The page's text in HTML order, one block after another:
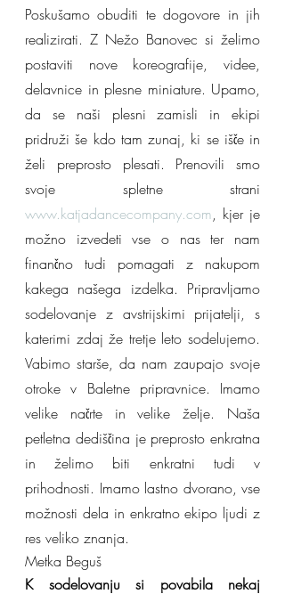
Poskušamo obuditi te dogovore in jih
realizirati. Z Nežo Banovec si želimo
postaviti nove koreografije, videe,
delavnice in plesne miniature. Upamo,
da se naši plesni zamisli in ekipi
pridruži še kdo tam zunaj, ki se išče in
želi preprosto plesati. Prenovili smo
www.katjadancecompany.com, kjer je
možno izvedeti vse o nas ter nam
finančno tudi pomagati z nakupom
kakega našega izdelka. Pripravljamo
sodelovanje z avstrijskimi prijatelji, s
katerimi zdaj že tretje leto sodelujemo.
Vabimo starše, da nam zaupajo svoje
otroke v Baletne pripravnice. Imamo
velike načrte in velike želje. Naša
petletna dediščina je preprosto enkratna
in želimo biti enkratni tudi v
prihodnosti. Imamo lastno dvorano, vse
možnosti dela in enkratno ekipo ljudi z
res veliko znanja.
Metka Beguš
K sodelovanju si povabila nekaj